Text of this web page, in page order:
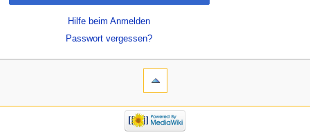
Hilfe beim Anmelden
Passwort vergessen?